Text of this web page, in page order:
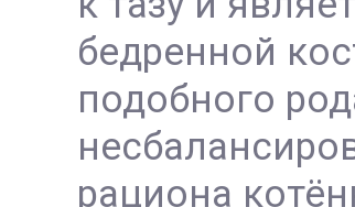
бедренной
подобного
рациона